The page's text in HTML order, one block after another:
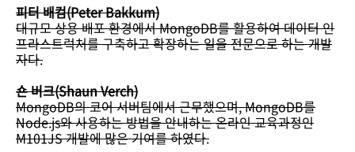
피터 배컴(Peter Bakkum)
대규모 상용 배포 환경에서 MongoDB를 활용하여 데이터 인
프라스트럭처를 구축하고 확장하는 일을 전문으로 하는 개발
자다.
숀 버크(Shaun Verch)
MongoDB의 코어 서버팀에서 근무했으며, MongoDB를
Node.js와 사용하는 방법을 안내하는 온라인 교육과정인
M101JS 개발에 많은 기여를 하였다.